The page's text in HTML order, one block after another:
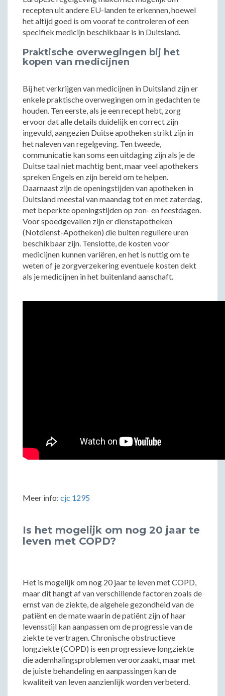
recepten uit andere EU-landen te erkennen, hoewel
het altijd goed is om vooraf te controleren of een
specifiek medicijn beschikbaar is in Duitsland.
Praktische overwegingen bij het
kopen van medicijnen
Bij het verkrijgen van medicijnen in Duitsland zijn er
enkele praktische overwegingen om in gedachten te
houden. Ten eerste, als je een recept hebt, zorg
ervoor dat alle details duidelijk en correct zijn
ingevuld, aangezien Duitse apotheken strikt zijn in
het naleven van regelgeving. Ten tweede,
communicatie kan soms een uitdaging zijn als je de
Duitse taal niet machtig bent, maar veel apothekers
spreken Engels en zijn bereid om te helpen.
Daarnaast zijn de openingstijden van apotheken in
Duitsland meestal van maandag tot en met zaterdag,
met beperkte openingstijden op zon- en feestdagen.
Voor spoedgevallen zijn er dienstapotheken
(Notdienst-Apotheken) die buiten reguliere uren
beschikbaar zijn. Tenslotte, de kosten voor
medicijnen kunnen variëren, en het is nuttig om te
weten of je zorgverzekering eventuele kosten dekt
als je medicijnen in het buitenland aanschaft.
Meer info: cjc 1295
Is het mogelijk om nog 20 jaar te
leven met COPD?
Het is mogelijk om nog 20 jaar te leven met COPD,
maar dit hangt af van verschillende factoren zoals de
ernst van de ziekte, de algehele gezondheid van de
patiënt en de mate waarin de patiënt zijn of haar
levensstijl kan aanpassen om de progressie van de
ziekte te vertragen. Chronische obstructieve
longziekte (COPD) is een progressieve longziekte
die ademhalingsproblemen veroorzaakt, maar met
de juiste behandeling en aanpassingen kan de
kwaliteit van leven aanzienlijk worden verbeterd.